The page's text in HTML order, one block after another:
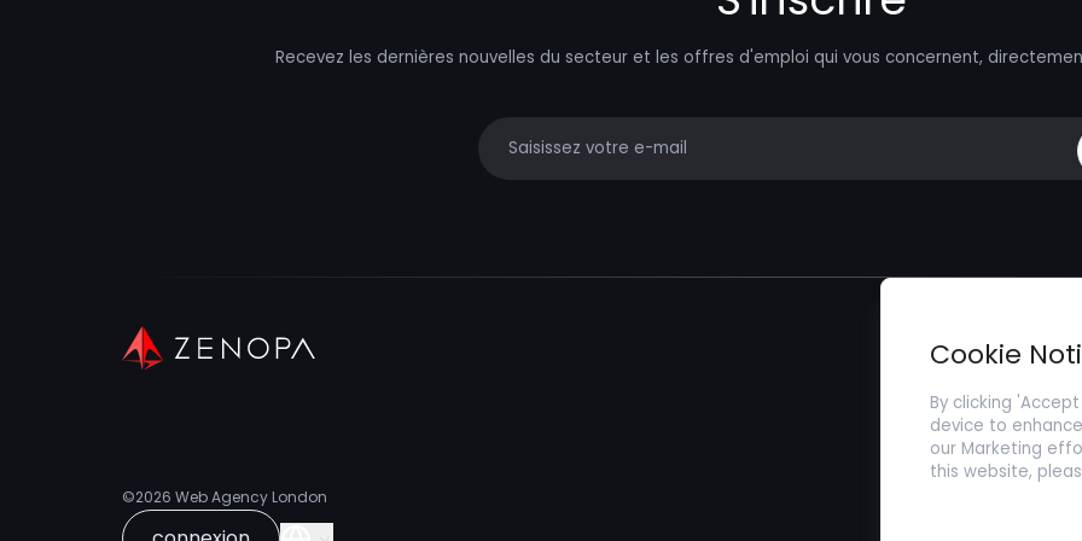
Recevez les dernières nouvelles du secteur et les offres d'emploi qui vous concernent,
©2026 Web Agency London
Trouver un
Soumettez
Cookie
By clicking
device to
our Marketing
this website,